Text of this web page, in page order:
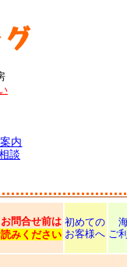
内
談
問合せ前は
みください
初めての
お客様へ ご